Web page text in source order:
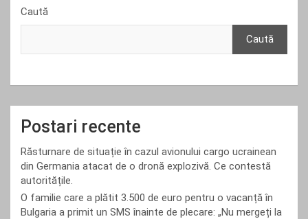
Caută
Caută
Postari recente
Răsturnare de situație în cazul avionului cargo ucrainean
din Germania atacat de o dronă explozivă. Ce contestă
autoritățile.
O familie care a plătit 3.500 de euro pentru o vacanță în
Bulgaria a primit un SMS înainte de plecare: „Nu mergeți la